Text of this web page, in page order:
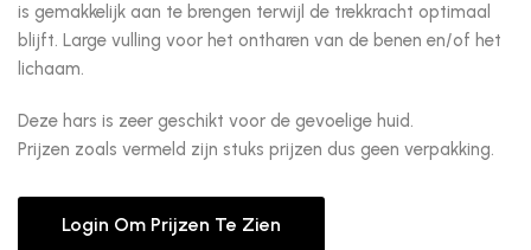
is gemakkelijk aan te brengen terwijl de trekkracht optimaal
blijft. Large vulling voor het ontharen van de benen en/of het
lichaam.
Deze hars is zeer geschikt voor de gevoelige huid.
Prijzen zoals vermeld zijn stuks prijzen dus geen verpakking.
Login Om Prijzen Te Zien